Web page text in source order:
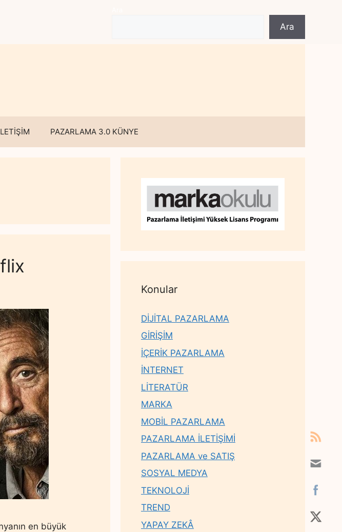
Ara
PAZARLAMA 3.0 KÜNYE
en büyük
Konular
DİJİTAL PAZARLAMA
GİRİŞİM
İÇERİK PAZARLAMA
İNTERNET
LİTERATÜR
MARKA
MOBİL PAZARLAMA
PAZARLAMA İLETİŞİMİ
PAZARLAMA ve SATIŞ
SOSYAL MEDYA
TEKNOLOJİ
TREND
YAPAY ZEKÂ